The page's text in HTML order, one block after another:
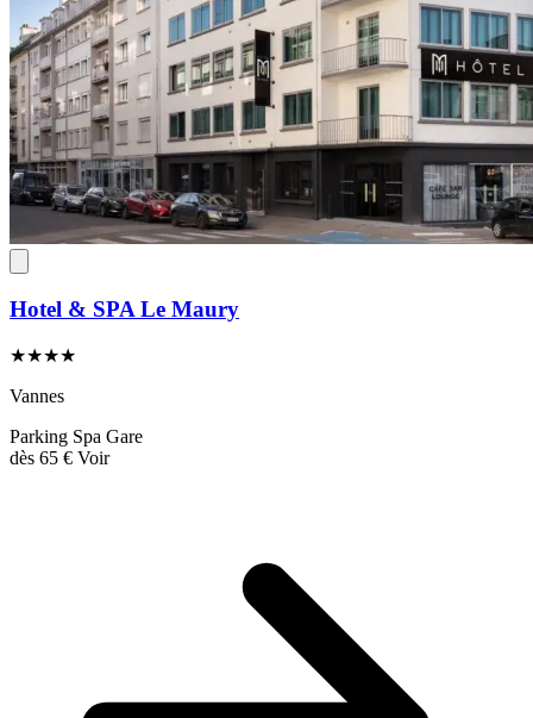
Hotel & SPA Le Maury
★★★★
Vannes
Parking Spa Gare
dès 65 € Voir